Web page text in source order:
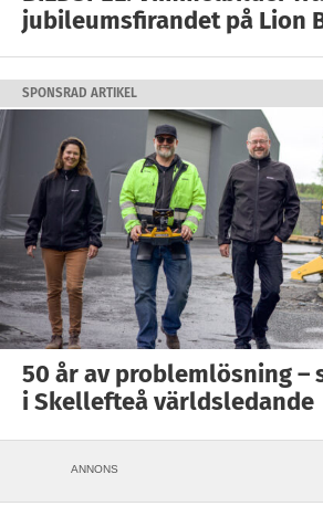
jubileumsfirandet på Lion
SPONSRAD ARTIKEL
50 år av problemlösning –
i Skellefteå världsledande
ANNONS